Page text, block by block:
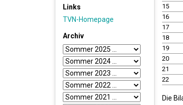
Links
TVN-Homepage
Archiv
15
16
17
18
19
20
21
22
Die